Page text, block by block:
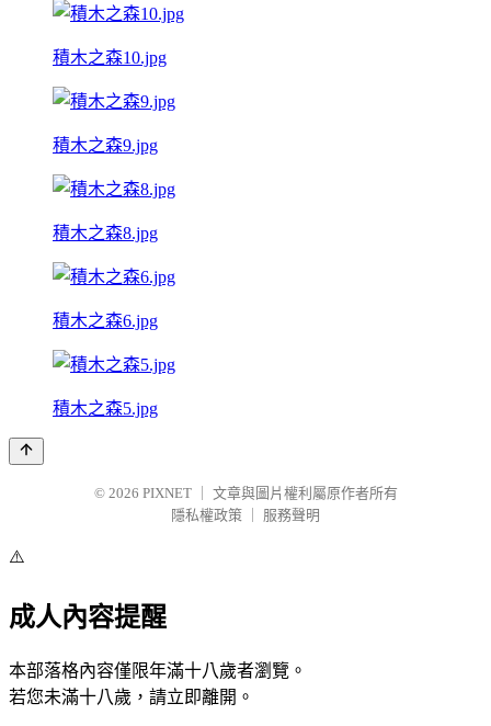
積木之森10.jpg
積木之森9.jpg
積木之森8.jpg
積木之森6.jpg
積木之森5.jpg
© 2026 PIXNET
文章與圖片權利屬原作者所有
隱私權政策
服務聲明
⚠️
成人內容提醒
本部落格內容僅限年滿十八歲者瀏覽。
若您未滿十八歲，請立即離開。